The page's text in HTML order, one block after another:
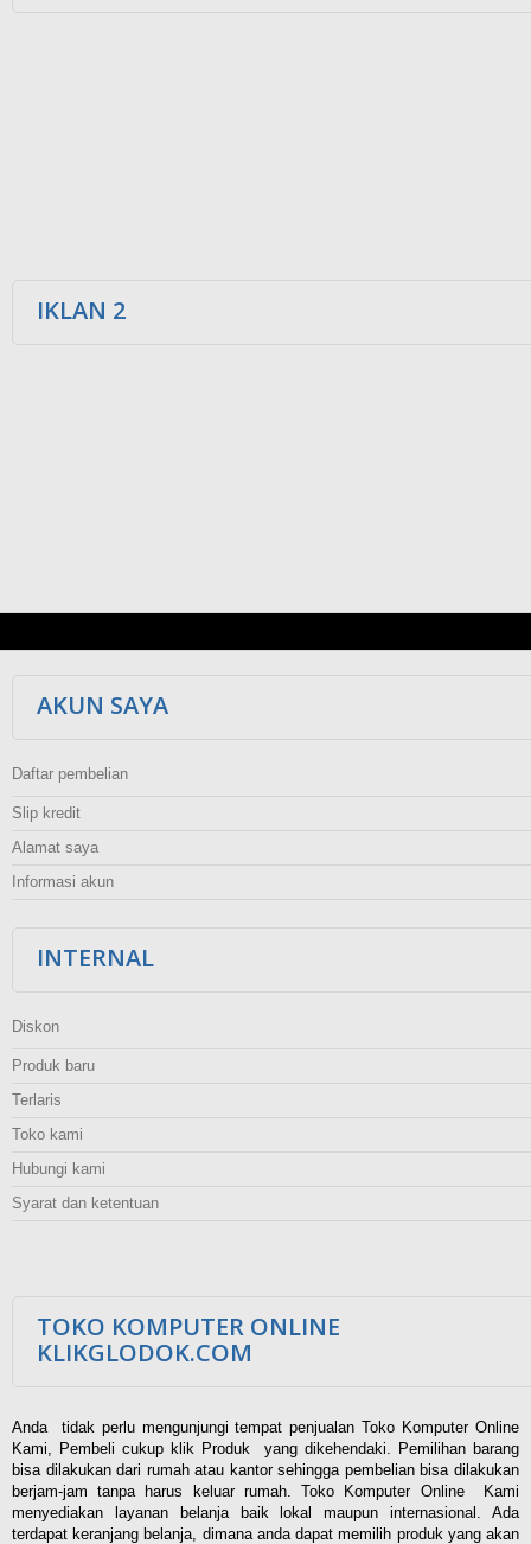
IKLAN 2
AKUN SAYA
Daftar pembelian
Slip kredit
Alamat saya
Informasi akun
INTERNAL
Diskon
Produk baru
Terlaris
Toko kami
Hubungi kami
Syarat dan ketentuan
TOKO KOMPUTER ONLINE
KLIKGLODOK.COM
Anda tidak perlu mengunjungi tempat penjualan Toko Komputer Online
Kami, Pembeli cukup klik Produk yang dikehendaki. Pemilihan barang
bisa dilakukan dari rumah atau kantor sehingga pembelian bisa dilakukan
berjam-jam tanpa harus keluar rumah. Toko Komputer Online Kami
menyediakan layanan belanja baik lokal maupun internasional. Ada
terdapat keranjang belanja, dimana anda dapat memilih produk yang akan